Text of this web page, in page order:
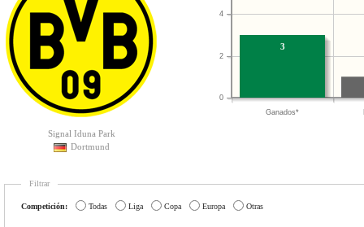
Signal Iduna Park
Dortmund
Ganados*
0
2
4
3
Filtrar
Competición: Todas Liga Copa Europa Otras